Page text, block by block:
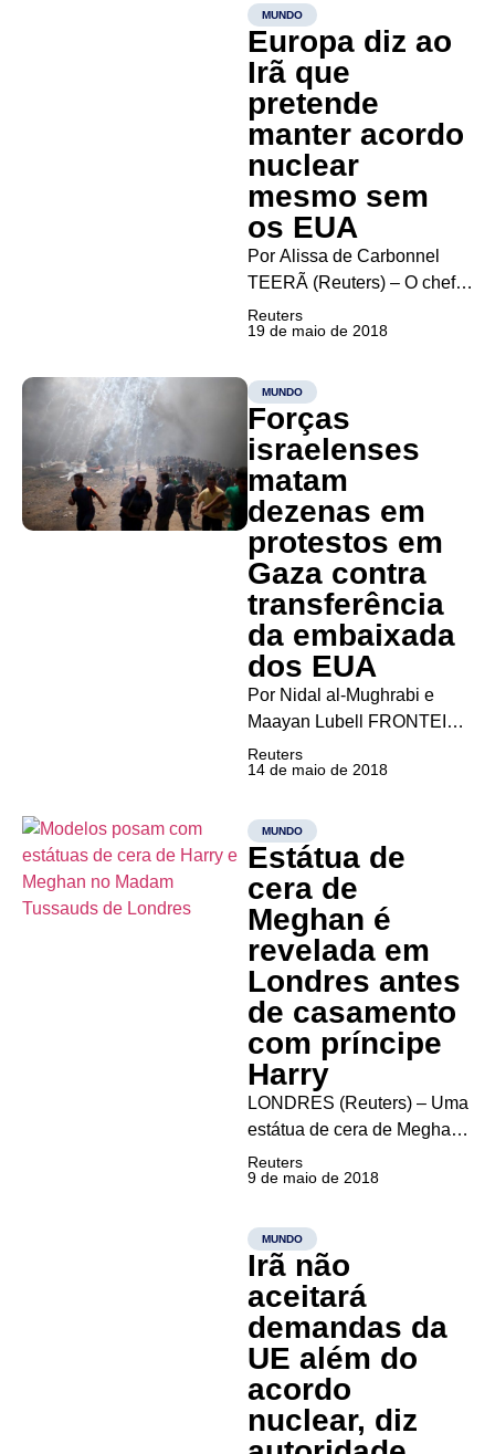
líderes dos Estados Unidos
e da Coreia do Norte na rica
cidade-Estado com a
inscrição “Paz Mundial” em
letras grandes em um...
MUNDO
Europa diz ao
Irã que
pretende
manter acordo
nuclear
mesmo sem
os EUA
Por Alissa de Carbonnel
TEERÃ (Reuters) – O chefe
do setor de energia da
União Europeia tentou
sábado que o bloco
permanece comprometido
em salvar o acordo nuclear
com Teerã apesar da
decisão do presidente norte-
americano,...
Reuters
19 de maio de 2018
MUNDO
Forças
israelenses
matam
dezenas em
protestos em
Gaza contra
transferência
da embaixada
dos EUA
Por Nidal al-Mughrabi e
Maayan Lubell FRONTEIRA
DE GAZA (Reuters) –
Tropas israelenses mataram
participaram de
manifestações na fronteira
com Gaza nesta segunda-
feira, dia em que os Estados
Unidos inauguraram sua
embaixada em Jerusalém.
No dia...
Reuters
14 de maio de 2018
MUNDO
Estátua de
cera de
Meghan é
revelada em
Londres antes
de casamento
com príncipe
Harry
LONDRES (Reuters) – Uma
estátua de cera de Meghan
Markle foi apresentada no
museu Madame Tussaud de
dez dias antes de a atriz
norte-americana se casar
com o príncipe Harry, do
Reino Unido. A estátua tem
um...
Reuters
9 de maio de 2018
MUNDO
Irã não
aceitará
demandas da
UE além do
acordo
nuclear, diz